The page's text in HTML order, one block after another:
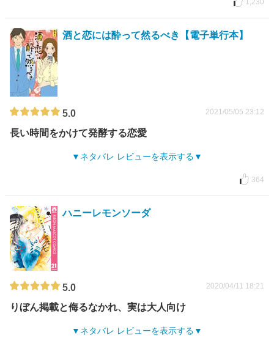
1,230
酒と恋には酔って然るべき【電子単行本】
5.0 2021/05/05 23:12
長い時間をかけて発酵する恋愛
ネタバレ レビューを表示する
364
ハニーレモンソーダ
5.0 2020/04/11 18:21
りぼん掲載と侮るなかれ、実は大人向け
ネタバレ レビューを表示する